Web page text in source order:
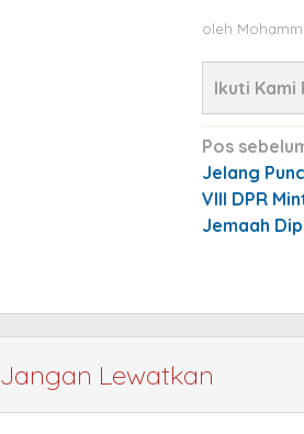
oleh
Ikuti Kami
pos
Pos
Jelang
VIII DPR
Jemaah
Jangan Lewatkan